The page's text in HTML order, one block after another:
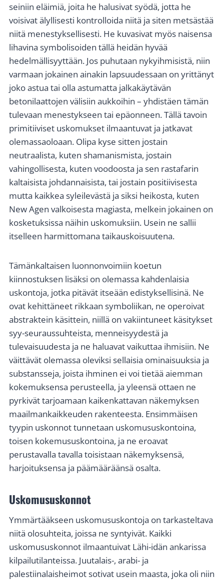
seiniin eläimiä, joita he halusivat syödä, jotta he
voisivat älyllisesti kontrolloida niitä ja siten metsästää
niitä menestyksellisesti. He kuvasivat myös naisensa
lihavina symbolisoiden tällä heidän hyvää
hedelmällisyyttään. Jos puhutaan nykyihmisistä, niin
varmaan jokainen ainakin lapsuudessaan on yrittänyt
joko astua tai olla astumatta jalkakäytävän
betonilaattojen välisiin aukkoihin – yhdistäen tämän
tulevaan menestykseen tai epäonneen. Tällä tavoin
primitiiviset uskomukset ilmaantuvat ja jatkavat
olemassaoloaan. Olipa kyse sitten jostain
neutraalista, kuten shamanismista, jostain
vahingollisesta, kuten voodoosta ja sen rastafarin
kaltaisista johdannaisista, tai jostain positiivisesta
mutta kaikkea syleilevästä ja siksi heikosta, kuten
New Agen valkoisesta magiasta, melkein jokainen on
kosketuksissa näihin uskomuksiin. Usein ne sallii
itselleen harmittomana taikauskoisuutena.
Tämänkaltaisen luonnonvoimiin koetun
kiinnostuksen lisäksi on olemassa kahdenlaisia
uskontoja, jotka pitävät itseään edistyksellisinä. Ne
ovat kehittäneet rikkaan symboliikan, ne operoivat
abstraktein käsittein, niillä on vakiintuneet käsitykset
syy-seuraussuhteista, menneisyydestä ja
tulevaisuudesta ja ne haluavat vaikuttaa ihmisiin. Ne
väittävät olemassa oleviksi sellaisia ominaisuuksia ja
substansseja, joista ihminen ei voi tietää aiemman
kokemuksensa perusteella, ja yleensä ottaen ne
pyrkivät tarjoamaan kaikenkattavan näkemyksen
maailmankaikkeuden rakenteesta. Ensimmäisen
tyypin uskonnot tunnetaan uskomususkontoina,
toisen kokemususkontoina, ja ne eroavat
perustavalla tavalla toisistaan näkemyksensä,
harjoituksensa ja päämääräänsä osalta.
Uskomususkonnot
Ymmärtääkseen uskomususkontoja on tarkasteltava
niitä olosuhteita, joissa ne syntyivät. Kaikki
uskomususkonnot ilmaantuivat Lähi-idän ankarissa
kilpailutilanteissa. Juutalais-, arabi- ja
palestiinalaisheimot sotivat usein maasta, joka oli niin